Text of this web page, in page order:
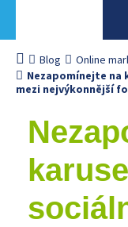
Blog
Online
Nezapomínejte na
mezi nejvýkonnější